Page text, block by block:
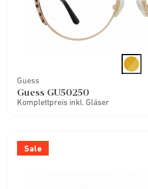
Guess
Guess GU50250
Komplettpreis inkl. Gläser
Sale